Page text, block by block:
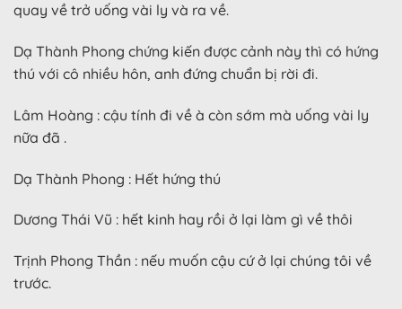
quay về trở uống vài ly và ra về.
Dạ Thành Phong chứng kiến được cảnh này thì có hứng
thú với cô nhiều hôn, anh đứng chuẩn bị rời đi.
Lâm Hoàng : cậu tính đi về à còn sớm mà uống vài ly
nữa đã .
Dạ Thành Phong : Hết hứng thú
Dương Thái Vũ : hết kinh hay rồi ở lại làm gì về thôi
Trịnh Phong Thần : nếu muốn cậu cứ ở lại chúng tôi về
trước.